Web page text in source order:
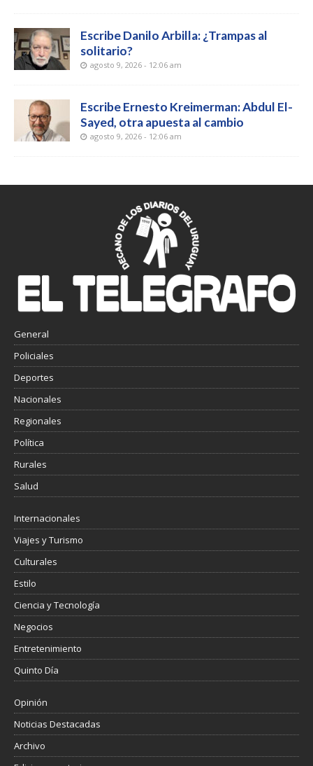
Escribe Danilo Arbilla: ¿Trampas al
solitario?
agosto 9, 2026 - 12:06 am
Escribe Ernesto Kreimerman: Abdul El-
Sayed, otra apuesta al cambio
agosto 9, 2026 - 12:06 am
General
Policiales
Deportes
Nacionales
Regionales
Política
Rurales
Salud
Internacionales
Viajes y Turismo
Culturales
Estilo
Ciencia y Tecnología
Negocios
Entretenimiento
Quinto Día
Opinión
Noticias Destacadas
Archivo